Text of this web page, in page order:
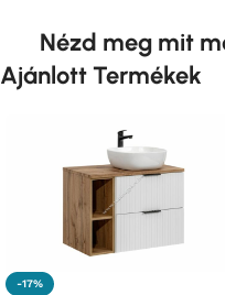
Nézd meg mit
Ajánlott Termékek
-17%